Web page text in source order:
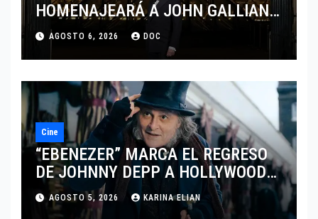
HOMENAJEARÁ A JOHN GALLIANO
MARCANDO EL REGRESO DEL REY
DEL DRAMATISMO
AGOSTO 6, 2026 DOC
Cine
“EBENEZER” MARCA EL REGRESO
DE JOHNNY DEPP A HOLLYWOOD
TRAS SU PASO POR EL CINE
INDEPENDIENTE EUROPEO
AGOSTO 5, 2026 KARINA ELIAN